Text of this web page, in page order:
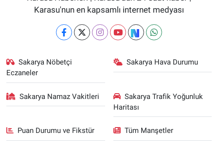
Karasu'nun en kapsamlı internet medyası
Sakarya Nöbetçi
Eczaneler
Sakarya Hava Durumu
Sakarya Namaz Vakitleri
Sakarya Trafik Yoğunluk
Haritası
Puan Durumu ve Fikstür Tüm Manşetler